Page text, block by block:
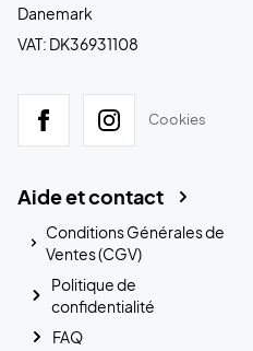
Danemark
VAT: DK36931108
Cookies
Aide et contact
Conditions Générales de
Ventes (CGV)
Politique de
confidentialité
FAQ